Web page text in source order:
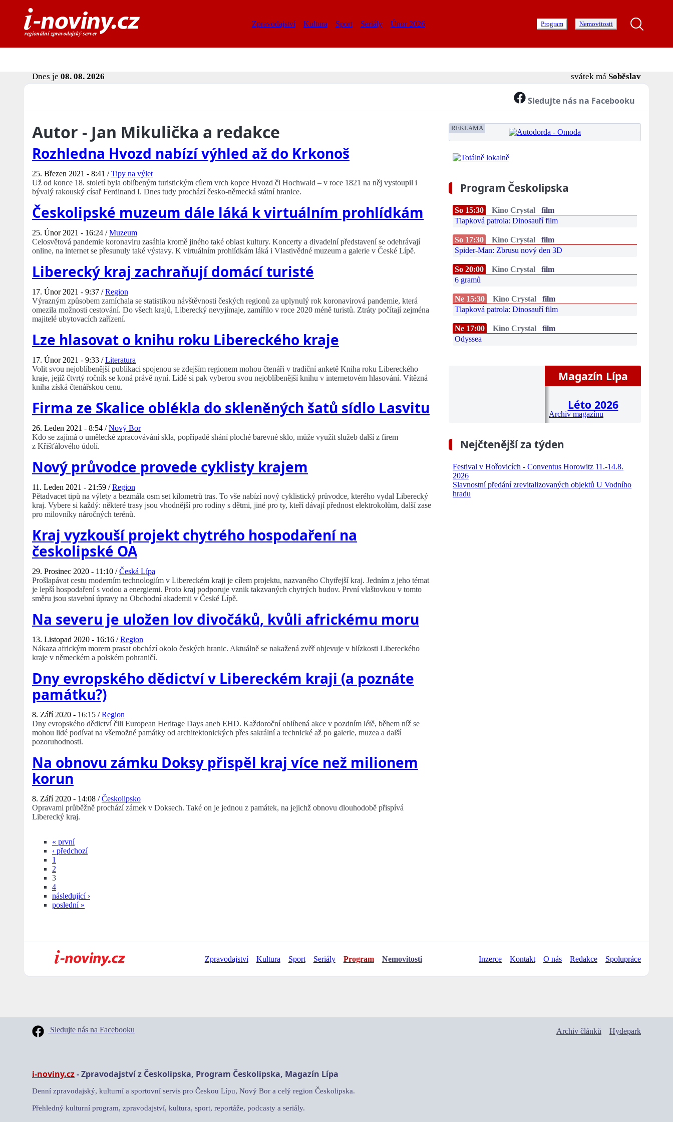
Zpravodajství Kultura Sport Seriály Únor 2026 Program Nemovitosti
Dnes je 08. 08. 2026 svátek má Soběslav
Sledujte nás na Facebooku
Autor - Jan Mikulička a redakce
Rozhledna Hvozd nabízí výhled až do Krkonoš
25. Březen 2021 - 8:41 /Tipy na výlet
Už od konce 18. století byla oblíbeným turistickým cílem vrch kopce Hvozd či Hochwald – v roce 1821 na něj vystoupil i
bývalý rakouský císař Ferdinand I. Dnes tudy prochází česko-německá státní hranice.
Českolipské muzeum dále láká k virtuálním prohlídkám
25. Únor 2021 - 16:24 /Muzeum
Celosvětová pandemie koronaviru zasáhla kromě jiného také oblast kultury. Koncerty a divadelní představení se odehrávají
online, na internet se přesunuly také výstavy. K virtuálním prohlídkám láká i Vlastivědné muzeum a galerie v České Lípě.
Liberecký kraj zachraňují domácí turisté
17. Únor 2021 - 9:37 /Region
Výrazným způsobem zamíchala se statistikou návštěvnosti českých regionů za uplynulý rok koronavirová pandemie, která
omezila možnosti cestování. Do všech krajů, Liberecký nevyjímaje, zamířilo v roce 2020 méně turistů. Ztráty počítají zejména
majitelé ubytovacích zařízení.
Lze hlasovat o knihu roku Libereckého kraje
17. Únor 2021 - 9:33 /Literatura
Volit svou nejoblíbenější publikaci spojenou se zdejším regionem mohou čtenáři v tradiční anketě Kniha roku Libereckého
kraje, jejíž čtvrtý ročník se koná právě nyní. Lidé si pak vyberou svou nejoblíbenější knihu v internetovém hlasování. Vítězná
kniha získá čtenářskou cenu.
Firma ze Skalice oblékla do skleněných šatů sídlo Lasvitu
26. Leden 2021 - 8:54 /Nový Bor
Kdo se zajímá o umělecké zpracovávání skla, popřípadě shání ploché barevné sklo, může využít služeb další z firem
z Křišťálového údolí.
Nový průvodce provede cyklisty krajem
11. Leden 2021 - 21:59 /Region
Pětadvacet tipů na výlety a bezmála osm set kilometrů tras. To vše nabízí nový cyklistický průvodce, kterého vydal Liberecký
kraj. Vybere si každý: některé trasy jsou vhodnější pro rodiny s dětmi, jiné pro ty, kteří dávají přednost elektrokolům, další zase
pro milovníky náročných terénů.
Kraj vyzkouší projekt chytrého hospodaření na
českolipské OA
29. Prosinec 2020 - 11:10 /Česká Lípa
Prošlapávat cestu moderním technologiím v Libereckém kraji je cílem projektu, nazvaného Chytřejší kraj. Jedním z jeho témat
je lepší hospodaření s vodou a energiemi. Proto kraj podporuje vznik takzvaných chytrých budov. První vlaštovkou v tomto
směru jsou stavební úpravy na Obchodní akademii v České Lípě.
Na severu je uložen lov divočáků, kvůli africkému moru
13. Listopad 2020 - 16:16 /Region
Nákaza africkým morem prasat obchází okolo českých hranic. Aktuálně se nakažená zvěř objevuje v blízkosti Libereckého
kraje v německém a polském pohraničí.
Dny evropského dědictví v Libereckém kraji (a poznáte
památku?)
8. Září 2020 - 16:15 /Region
Dny evropského dědictví čili European Heritage Days aneb EHD. Každoroční oblíbená akce v pozdním létě, během níž se
mohou lidé podívat na všemožné památky od architektonických přes sakrální a technické až po galerie, muzea a další
pozoruhodnosti.
Na obnovu zámku Doksy přispěl kraj více než milionem
korun
8. Září 2020 - 14:08 /Českolipsko
Opravami průběžně prochází zámek v Doksech. Také on je jednou z památek, na jejichž obnovu dlouhodobě přispívá
Liberecký kraj.
« první
‹ předchozí
1
2
3
4
následující ›
poslední »
REKLAMA
Program Českolipska
So 15:30 Kino Crystal
film
Tlapková patrola: Dinosauří film
So 17:30 Kino Crystal
film
Spider-Man: Zbrusu nový den 3D
So 20:00 Kino Crystal
film
6 gramů
Ne 15:30 Kino Crystal
film
Tlapková patrola: Dinosauří film
Ne 17:00 Kino Crystal
film
Odyssea
Magazín Lípa
Léto 2026
Archiv magazínu
Nejčtenější za týden
Festival v Hořovicích - Conventus Horowitz 11.-14.8.
2026
Slavnostní předání zrevitalizovaných objektů U Vodního
hradu
Zpravodajství Kultura Sport Seriály Program Nemovitosti Inzerce Kontakt O nás Redakce Spolupráce
Sledujte nás na Facebooku Archiv článků Hydepark
i-noviny.cz- Zpravodajství z Českolipska, Program Českolipska, Magazín Lípa
Denní zpravodajský, kulturní a sportovní servis pro Českou Lípu, Nový Bor a celý region Českolipska.
Přehledný kulturní program, zpravodajství, kultura, sport, reportáže, podcasty a seriály.